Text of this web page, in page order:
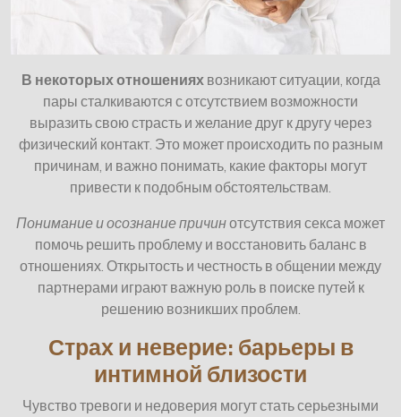
В некоторых отношенияхвозникают ситуации, когда
пары сталкиваются с отсутствием возможности
выразить свою страсть и желание друг к другу через
физический контакт. Это может происходить по разным
причинам, и важно понимать, какие факторы могут
привести к подобным обстоятельствам.
Понимание и осознание причинотсутствия секса может
помочь решить проблему и восстановить баланс в
отношениях. Открытость и честность в общении между
партнерами играют важную роль в поиске путей к
решению возникших проблем.
Страх и неверие: барьеры в
интимной близости
Чувство тревоги и недоверия могут стать серьезными